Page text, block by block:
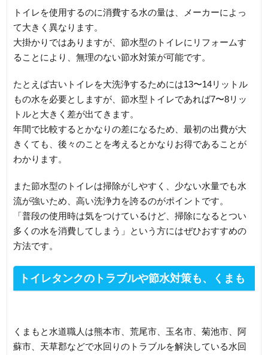
トイレを使用するのに消費する水の量は、メーカーによっ
て大きく異なります。
大掛かりではありますが、節水型のトイレにリフォームす
ることにより、無理のない節水対策が可能です。
たとえば古いトイレを大洗浄するためには13〜14リットル
もの水を必要としますが、節水型トイレであれば7〜8リッ
トルと大きく差が出てきます。
年間で比較するとかなりの差になるため、最初の出費が大
きくても、後々のことを考えるとかなりお得であることが
わかります。
また節水型のトイレは掃除がしやすく、少ない水量でも水
流が強いため、高い洗浄力を誇るのがポイントです。
「普段の使用時は気をつけているけど、掃除になるとつい
多くの水を消費してしまう」という方にはぜひおすすめの
方法です。
トイレタンクのトラブルや節水対策も、くまも
くまもと水道職人は熊本市、荒尾市、玉名市、菊池市、阿
蘇市、天草郡などで水回りのトラブルを解決している水回